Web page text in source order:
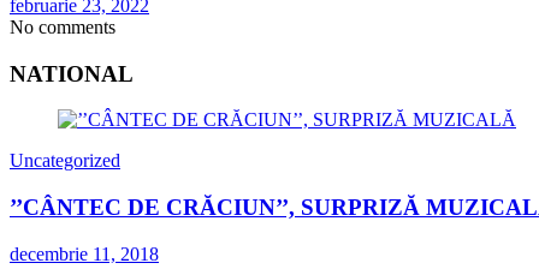
februarie 23, 2022
No comments
NATIONAL
Uncategorized
’’CÂNTEC DE CRĂCIUN’’, SURPRIZĂ
decembrie 11, 2018